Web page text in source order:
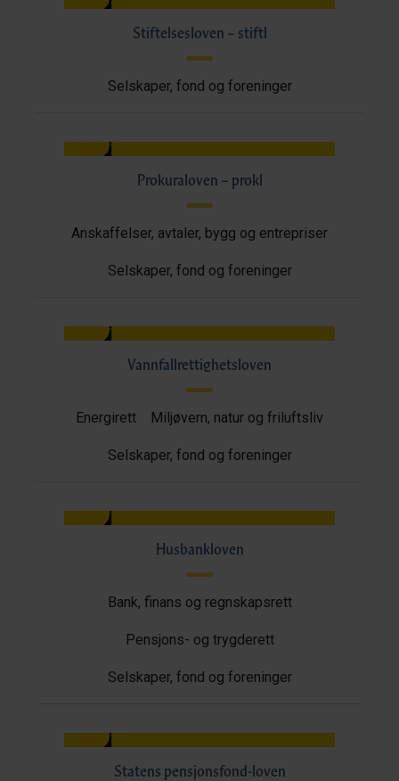
Stiftelsesloven – stiftl
Selskaper, fond og foreninger
Prokuraloven – prokl
Anskaffelser, avtaler, bygg og entrepriser
Selskaper, fond og foreninger
Vannfallrettighetsloven
Energirett Miljøvern, natur og friluftsliv
Selskaper, fond og foreninger
Husbankloven
Bank, finans og regnskapsrett
Pensjons- og trygderett
Selskaper, fond og foreninger
Statens pensjonsfond-loven